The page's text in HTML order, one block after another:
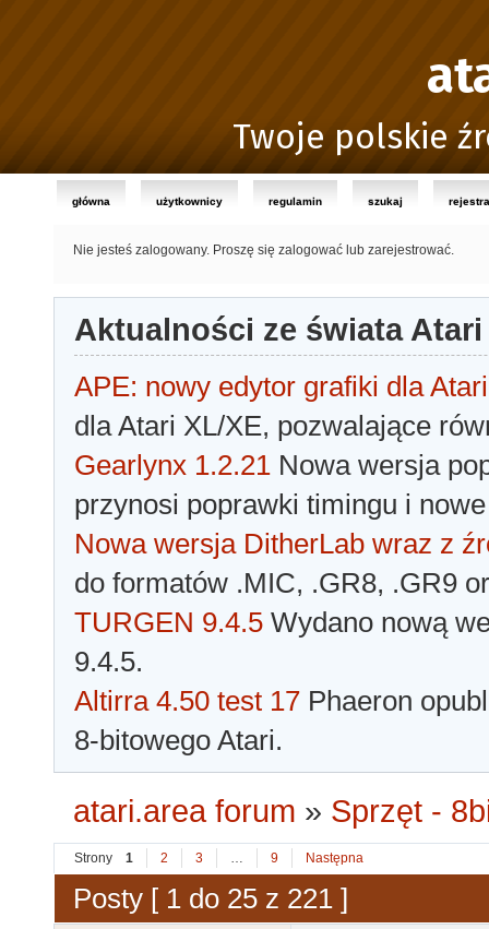
Twoje polskie
główna użytkownicy regulamin szukaj
Nie jesteś zalogowany. Proszę się zalogować lub zarejestrować.
Aktualności ze świata Atari
APE: nowy edytor grafiki dla Atari
dla Atari XL/XE, pozwalające
Gearlynx 1.2.21 Nowa wersja
przynosi poprawki timingu i
Nowa wersja DitherLab wraz z
do formatów .MIC, .GR8, .GR9
TURGEN 9.4.5 Wydano nową
9.4.5.
Altirra 4.50 test 17 Phaeron
8-bitowego Atari.
atari.area forum » Sprzęt -
Strony 1 2 3 … 9 Następna
Posty [ 1 do 25 z 221 ]